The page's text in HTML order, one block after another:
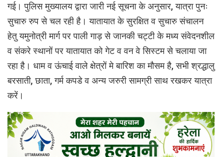
गई। पुलिस मुख्यालय द्वारा जारी नई सूचना के अनुसार, यात्रा पुनः
सुचारु रुप से चल रही है। यातायात के सुरक्षित व सुचारु संचालन
हेतु यमुनोत्री मार्ग पर पाली गाड़ से जानकी चट्टी के मध्य संवेदनशील
व संकरे स्थानों पर यातायात को गेट व वन वे सिस्टम से चलाया जा
रहा है। धाम व ऊंचाई वाले क्षेत्रों मे बारिश का मौसम है, सभी श्रद्धालु
बरसाती, छाता, गर्म कपडे व अन्य जरुरी सामग्री साथ रखकर यात्रा
करें।